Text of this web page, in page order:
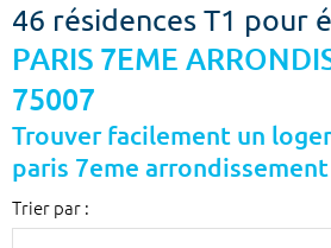
Ville, école
Budget min
€
46 résidences T1 pour
PARIS 7EME
75007
Trouver facilement un
paris 7eme
Trier par :